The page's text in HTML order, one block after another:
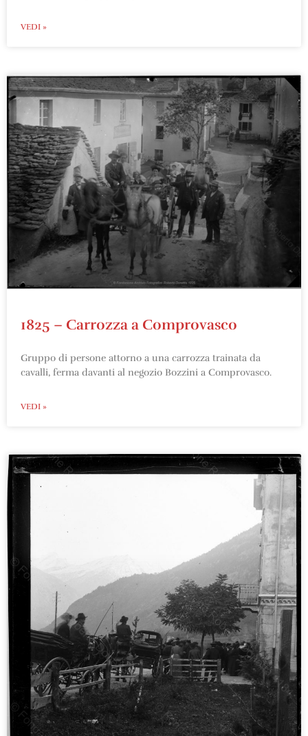
VEDI »
1825 – Carrozza a Comprovasco
Gruppo di persone attorno a una carrozza trainata da
cavalli, ferma davanti al negozio Bozzini a Comprovasco.
VEDI »